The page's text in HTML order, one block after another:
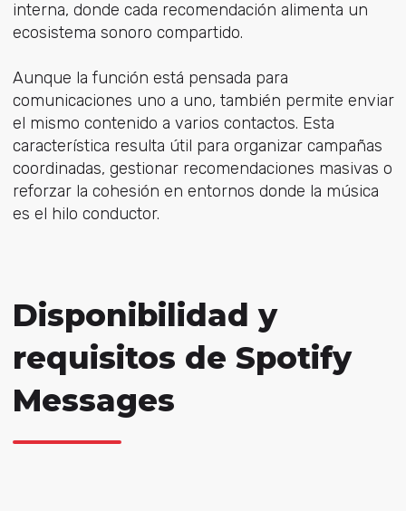
interna, donde cada recomendación alimenta un
ecosistema sonoro compartido.
Aunque la función está pensada para
comunicaciones uno a uno, también permite enviar
el mismo contenido a varios contactos. Esta
característica resulta útil para organizar campañas
coordinadas, gestionar recomendaciones masivas o
reforzar la cohesión en entornos donde la música
es el hilo conductor.
Disponibilidad y
requisitos de Spotify
Messages